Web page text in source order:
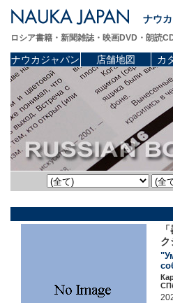
ナウ
ロシア書籍・新聞雑誌・映画DVD・朗読
ナウカジャパン 店舗地図 カ